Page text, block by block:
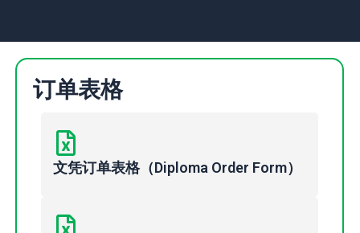
订单表格
文凭订单表格（Diploma Order Form）